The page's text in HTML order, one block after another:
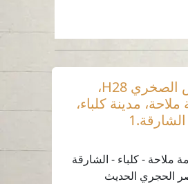
النقش الصخري H28،
مدينة كلباء،
ملاحة - كلباء - الشارقة
الحجري الحديث